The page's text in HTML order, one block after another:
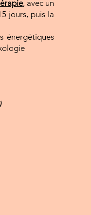
, avec un
jours, puis la
énergétiques